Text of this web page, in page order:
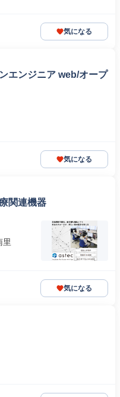
気になる
エンジニア web/オープ
気になる
関連機器
里
気になる